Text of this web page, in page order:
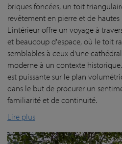
briques foncées, un toit
revêtement en pierre et de
L'intérieur offre un voyage à
et beaucoup d'espace, où le toit
semblables à ceux d'une
moderne à un contexte
est puissante sur le plan
dans le but de procurer un
familiarité et de continuité.
Lire plus